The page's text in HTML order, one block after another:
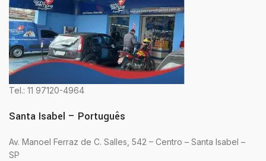
Tel.: 11 97120-4964
Santa Isabel – Português
Av. Manoel Ferraz de C. Salles, 542 – Centro – Santa Isabel –
SP